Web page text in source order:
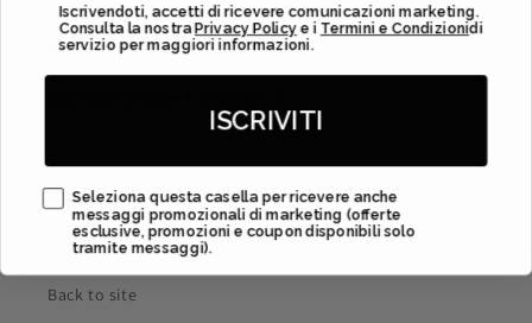
P. IVA / C.F. 04664230234
REA VR - 439054
Cerca
Shop
Back to site
Iscrivendoti, accetti di ricevere comunicazioni marketing.
Consulta la nostraPrivacy Policye i Termini e Condizioni​di
servizio per maggiori informazioni.
ISCRIVITI
Promotional
Seleziona questa casella per ricevere anche
messaggi promozionali di marketing (offerte
esclusive, promozioni e coupon disponibili solo
tramite messaggi).